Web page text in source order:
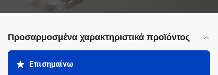
Προσαρμοσμένα χαρακτηριστικά προϊόντος
Επισημαίνω